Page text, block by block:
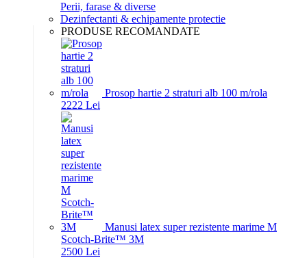
Perii, farase & diverse
Dezinfectanti & echipamente protectie
PRODUSE RECOMANDATE
Prosop hartie 2 straturi alb 100 m/rola
2222 Lei
Manusi latex super rezistente marime M
Scotch-Brite™ 3M
2500 Lei